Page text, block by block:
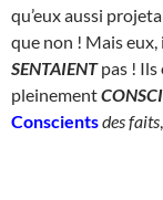
qu’eux aussi
que non ! Mais eux,
SENTAIENTpas ! Ils
pleinement
Conscientsdes faits